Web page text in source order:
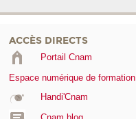
ACCÈS DIRECTS
Portail Cnam
Espace numérique de formation
Handi'Cnam